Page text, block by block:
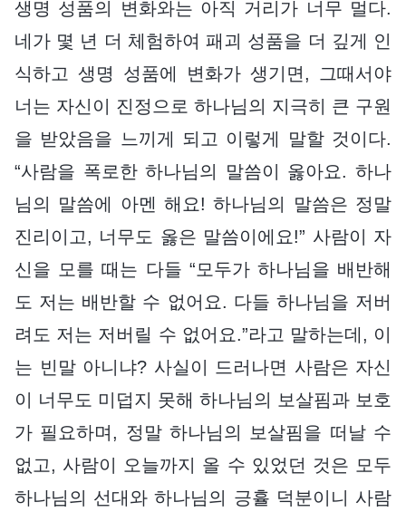
생명 성품의 변화와는 아직 거리가 너무 멀다.
네가 몇 년 더 체험하여 패괴 성품을 더 깊게 인
식하고 생명 성품에 변화가 생기면, 그때서야
너는 자신이 진정으로 하나님의 지극히 큰 구원
을 받았음을 느끼게 되고 이렇게 말할 것이다.
“사람을 폭로한 하나님의 말씀이 옳아요. 하나
님의 말씀에 아멘 해요! 하나님의 말씀은 정말
진리이고, 너무도 옳은 말씀이에요!” 사람이 자
신을 모를 때는 다들 “모두가 하나님을 배반해
도 저는 배반할 수 없어요. 다들 하나님을 저버
려도 저는 저버릴 수 없어요.”라고 말하는데, 이
는 빈말 아니냐? 사실이 드러나면 사람은 자신
이 너무도 미덥지 못해 하나님의 보살핌과 보호
가 필요하며, 정말 하나님의 보살핌을 떠날 수
없고, 사람이 오늘까지 올 수 있었던 것은 모두
하나님의 선대와 하나님의 긍휼 덕분이니 사람